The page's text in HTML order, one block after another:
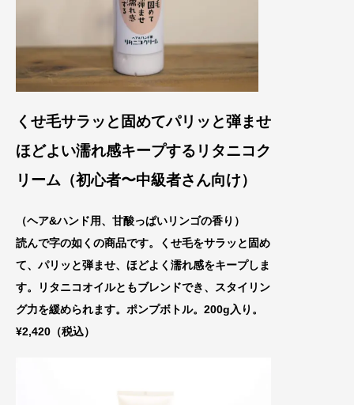
くせ毛サラッと固めてパリッと弾ませ
ほどよい濡れ感キープするリタニコク
リーム（初心者〜中級者さん向け）
（ヘア&ハンド用、甘酸っぱいリンゴの香り）
読んで字の如くの商品です。くせ毛をサラッと固め
て、パリッと弾ませ、ほどよく濡れ感をキープしま
す。リタニコオイルともブレンドでき、スタイリン
グ力を緩められます。ポンプボトル。200g入り。
¥2,420（税込）